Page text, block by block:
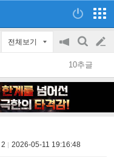
전체보기
공
지
on/off
검
색
글
쓰
10추글
2 2026-05-11 19:16:48